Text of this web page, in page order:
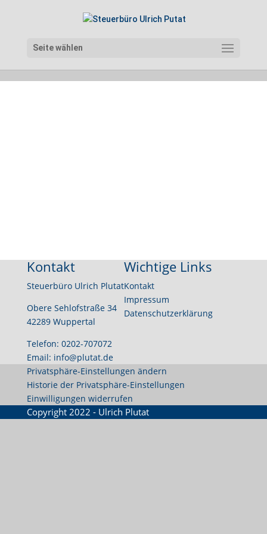
Seite wählen
Kontakt
Steuerbüro Ulrich Plutat
Obere Sehlofstraße 34
42289 Wuppertal
Telefon: 0202-707072
Email: info@plutat.de
Wichtige Links
Kontakt
Impressum
Datenschutzerklärung
Privatsphäre-Einstellungen ändern
Historie der Privatsphäre-Einstellungen
Einwilligungen widerrufen
Copyright 2022 - Ulrich Plutat